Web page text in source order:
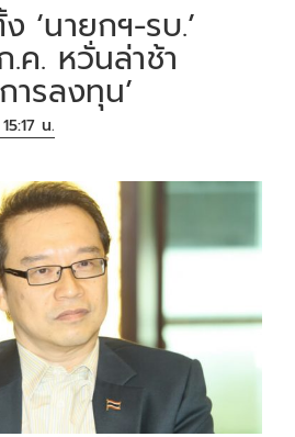
‘นายกฯ-รบ.’
.ค. หวั่นล่าช้า
ารลงทุน’
น.